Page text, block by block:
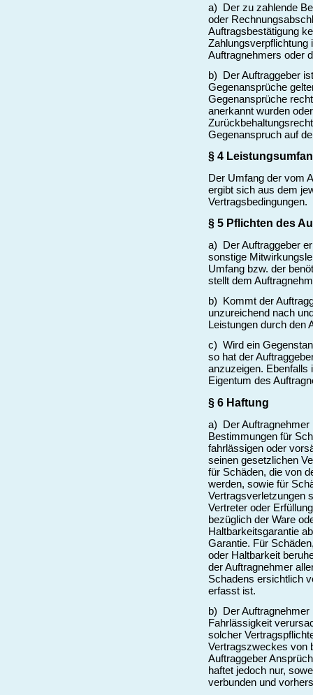
a) Der zu zahlende
oder
Auftragsbestätigung
Zahlungsverpflichtung
Auftragnehmers oder
b) Der Auftraggeber
Gegenansprüche
Gegenansprüche
anerkannt wurden
Gegenanspruch auf
§ 4
Der Umfang der vom
ergibt sich aus dem
Vertragsbedingungen.
§ 5 Pflichten des
a) Der Auftraggeber
sonstige
Umfang bzw. der
stellt dem
b) Kommt der
unzureichend nach
Leistungen durch den
c) Wird ein
so hat der
anzuzeigen. Ebenfalls
Eigentum des
§ 6 Haftung
a) Der Auftragnehmer
Bestimmungen für
fahrlässigen oder
seinen gesetzlichen
für Schäden, die von
werden, sowie für
Vertragsverletzungen
Vertreter oder
bezüglich der Ware
Haltbarkeitsgarantie
Garantie. Für
oder Haltbarkeit
der Auftragnehmer
Schadens ersichtlich
erfasst ist.
b) Der Auftragnehmer
Fahrlässigkeit
solcher
Vertragszweckes von
Auftraggeber
haftet jedoch nur,
verbunden und